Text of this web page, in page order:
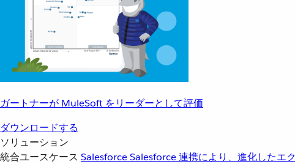
ガートナーが MuleSoft をリーダーとして評価
ダウンロードする
ソリューション
統合ユースケース SalesforceSalesforce 連携により、進化したエ